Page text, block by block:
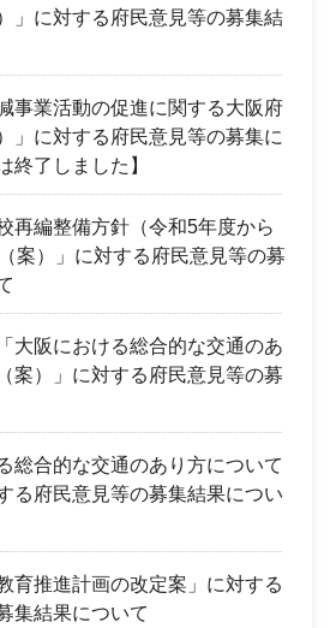
」に対する府民意見等の募集結
事業活動の促進に関する大阪府
」に対する府民意見等の募集に
終了しました】
再編整備方針（令和5年度から
案）」に対する府民意見等の募
大阪における総合的な交通のあ
案）」に対する府民意見等の募
総合的な交通のあり方について
る府民意見等の募集結果につい
育推進計画の改定案」に対する
集結果について